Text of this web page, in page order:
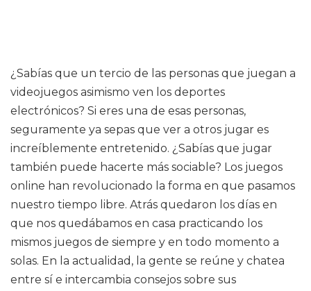
¿Sabías que un tercio de las personas que juegan a
videojuegos asimismo ven los deportes
electrónicos? Si eres una de esas personas,
seguramente ya sepas que ver a otros jugar es
increíblemente entretenido. ¿Sabías que jugar
también puede hacerte más sociable? Los juegos
online han revolucionado la forma en que pasamos
nuestro tiempo libre. Atrás quedaron los días en
que nos quedábamos en casa practicando los
mismos juegos de siempre y en todo momento a
solas. En la actualidad, la gente se reúne y chatea
entre sí e intercambia consejos sobre sus